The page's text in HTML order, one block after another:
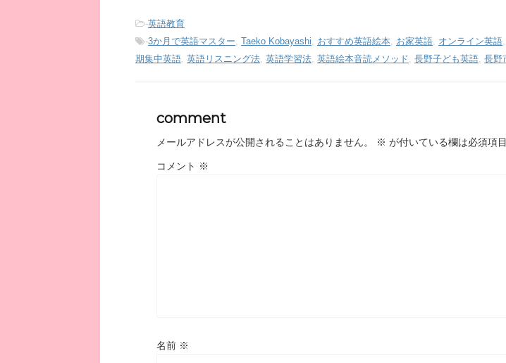
-英語教育
-3か月で英語マスター, Taeko Kobayashi, おすすめ英語絵本, お家英語, オンライン英語,
期集中英語, 英語リスニング法, 英語学習法, 英語絵本音読メソッド, 長野子ども英語, 長野
comment
メールアドレスが公開されることはありません。 ※ が付いている欄は必須項
コメント ※
名前 ※